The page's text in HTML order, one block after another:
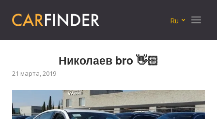
Ru Меню
Николаев bro 👋🏻
21 марта, 2019